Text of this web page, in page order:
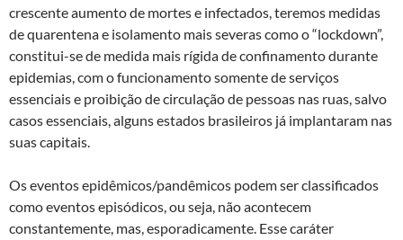
crescente aumento de mortes e infectados, teremos medidas
de quarentena e isolamento mais severas como o “lockdown”,
constitui-se de medida mais rígida de confinamento durante
epidemias, com o funcionamento somente de serviços
essenciais e proibição de circulação de pessoas nas ruas, salvo
casos essenciais, alguns estados brasileiros já implantaram nas
suas capitais.
Os eventos epidêmicos/pandêmicos podem ser classificados
como eventos episódicos, ou seja, não acontecem
constantemente, mas, esporadicamente. Esse caráter